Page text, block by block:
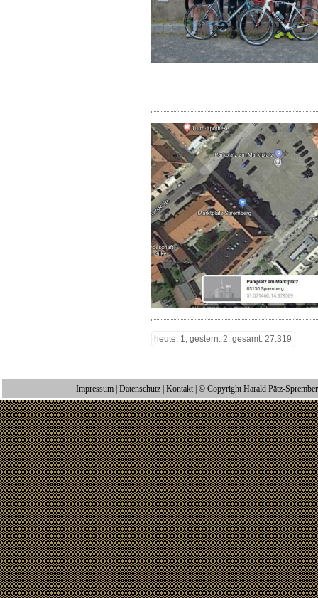
heute: 1, gestern: 2, gesamt: 27.319
Impressum | Datenschutz | Kontakt | © Copyright Harald Pätz-